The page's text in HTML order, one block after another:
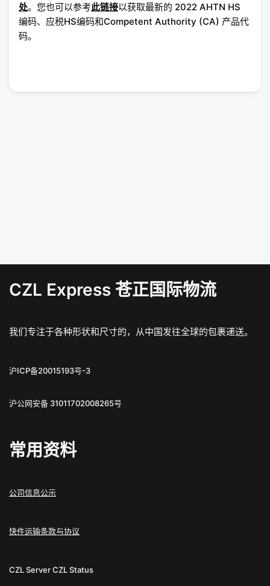
处。您也可以参考此链接以获取最新的 2022 AHTN HS
编码、应税HS编码和Competent Authority (CA) 产品代
码。
CZL Express 苍正国际物流
我们专注于各种形状和尺寸的，从中国发往全球的包裹递送。
沪ICP备20015193号-3
沪公网安备 31011702008265号
常用资料
公司信息公示
快件运输条款与协议
CZL ServerCZL Status